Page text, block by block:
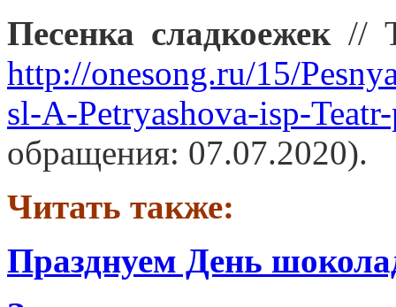
Песенка сладкоежек //
http://onesong.ru/15/
sl-A-Petryashova-isp-
обращения: 07.07.2020).
Читать также:
Празднуем День